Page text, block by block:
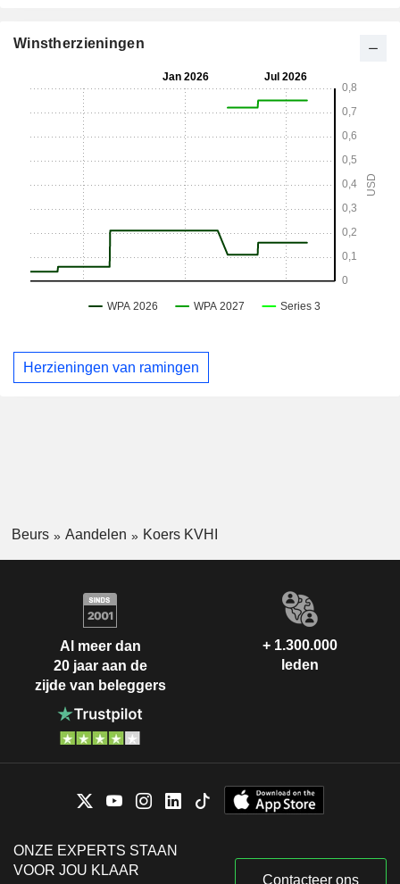
Winstherzieningen
Herzieningen van ramingen
Beurs Aandelen Koers KVHI
Al meer dan
20 jaar aan de
zijde van beleggers
+ 1.300.000
leden
ONZE EXPERTS STAAN
VOOR JOU KLAAR
Contacteer ons